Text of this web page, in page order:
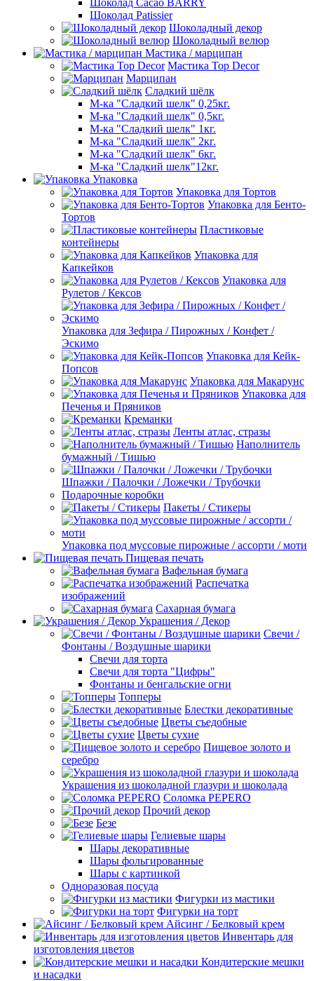
Шоколад Cacao BARRY
Шоколад Patissier
Шоколадный декор
Шоколадный велюр
Мастика / марципан
Мастика Top Decor
Марципан
Сладкий шёлк
М-ка "Сладкий шелк" 0,25кг.
М-ка "Сладкий шелк" 0,5кг.
М-ка "Сладкий шелк" 1кг.
М-ка "Сладкий шелк" 2кг.
М-ка "Сладкий шелк" 6кг.
М-ка "Сладкий шелк"12кг.
Упаковка
Упаковка для Тортов
Упаковка для Бенто-
Тортов
Пластиковые
контейнеры
Упаковка для
Капкейков
Упаковка для
Рулетов / Кексов
Упаковка для Зефира / Пирожных / Конфет /
Эскимо
Упаковка для Кейк-
Попсов
Упаковка для Макарунс
Упаковка для
Печенья и Пряников
Креманки
Ленты атлас, стразы
Наполнитель
бумажный / Тишью
Шпажки / Палочки / Ложечки / Трубочки
Подарочные коробки
Пакеты / Стикеры
Упаковка под муссовые пирожные / ассорти / моти
Пищевая печать
Вафельная бумага
Распечатка
изображений
Сахарная бумага
Украшения / Декор
Свечи /
Фонтаны / Воздушные шарики
Свечи для торта
Свечи для торта "Цифры"
Фонтаны и бенгальские огни
Топперы
Блестки декоративные
Цветы съедобные
Цветы сухие
Пищевое золото и
серебро
Украшения из шоколадной глазури и шоколада
Соломка PEPERO
Прочий декор
Безе
Гелиевые шары
Шары декоративные
Шары фольгированные
Шары с картинкой
Одноразовая посуда
Фигурки из мастики
Фигурки на торт
Айсинг / Белковый крем
Инвентарь для
изготовления цветов
Кондитерские мешки
и насадки